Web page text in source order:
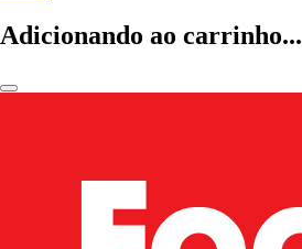
Adicionando ao carrinho...